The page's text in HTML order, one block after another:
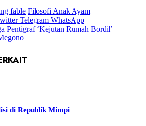
fable Filosofi Anak Ayam
Telegram WhatsApp
Pentigraf ‘Kejutan Rumah Bordil’
di Republik Mimpi